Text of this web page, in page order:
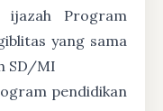
ijazah Program
yang sama
SD/MI
pendidikan